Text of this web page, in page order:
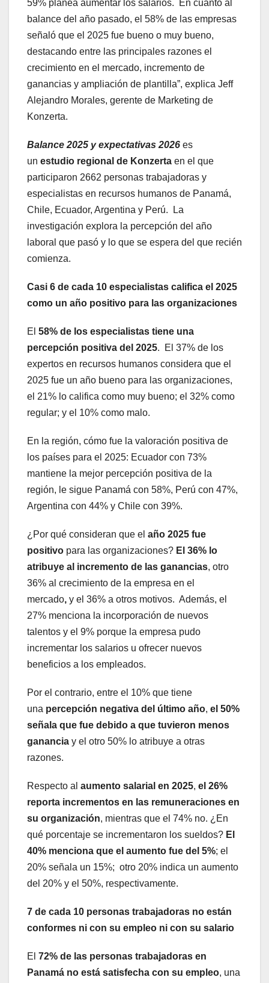
59% planea aumentar los salarios. En cuanto al
balance del año pasado, el 58% de las empresas
señaló que el 2025 fue bueno o muy bueno,
destacando entre las principales razones el
crecimiento en el mercado, incremento de
ganancias y ampliación de plantilla”, explica Jeff
Alejandro Morales, gerente de Marketing de
Konzerta.
Balance 2025 y expectativas 2026 es
un estudio regional de Konzerta en el que
participaron 2662 personas trabajadoras y
especialistas en recursos humanos de Panamá,
Chile, Ecuador, Argentina y Perú. La
investigación explora la percepción del año
laboral que pasó y lo que se espera del que recién
comienza.
Casi 6 de cada 10 especialistas califica el 2025
como un año positivo para las organizaciones
El 58% de los especialistas tiene una
percepción positiva del 2025. El 37% de los
expertos en recursos humanos considera que el
2025 fue un año bueno para las organizaciones,
el 21% lo califica como muy bueno; el 32% como
regular; y el 10% como malo.
En la región, cómo fue la valoración positiva de
los países para el 2025: Ecuador con 73%
mantiene la mejor percepción positiva de la
región, le sigue Panamá con 58%, Perú con 47%,
Argentina con 44% y Chile con 39%.
¿Por qué consideran que el año 2025 fue
positivo para las organizaciones? El 36% lo
atribuye al incremento de las ganancias, otro
36% al crecimiento de la empresa en el
mercado, y el 36% a otros motivos. Además, el
27% menciona la incorporación de nuevos
talentos y el 9% porque la empresa pudo
incrementar los salarios u ofrecer nuevos
beneficios a los empleados.
Por el contrario, entre el 10% que tiene
una percepción negativa del último año, el 50%
señala que fue debido a que tuvieron menos
ganancia y el otro 50% lo atribuye a otras
razones.
Respecto al aumento salarial en 2025, el 26%
reporta incrementos en las remuneraciones en
su organización, mientras que el 74% no. ¿En
qué porcentaje se incrementaron los sueldos? El
40% menciona que el aumento fue del 5%; el
20% señala un 15%; otro 20% indica un aumento
del 20% y el 50%, respectivamente.
7 de cada 10 personas trabajadoras no están
conformes ni con su empleo ni con su salario
El 72% de las personas trabajadoras en
Panamá no está satisfecha con su empleo, una